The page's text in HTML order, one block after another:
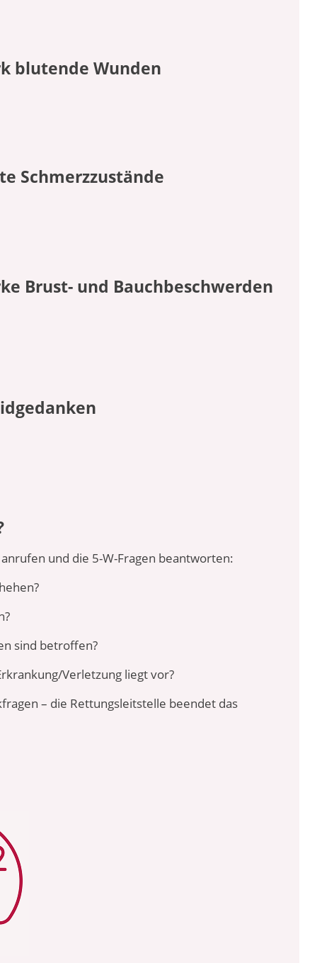
blutende Wunden
Schmerzzustände
Brust- und Bauchbeschwerden
und die 5-W-Fragen beantworten:
sind betroffen?
Verletzung liegt vor?
– die Rettungsleitstelle beendet das